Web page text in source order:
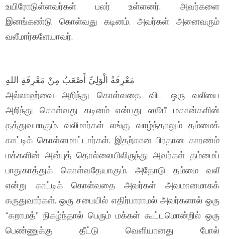
உயிரோடுள்ளவர்கள் பலர் உள்ளனர். அவர்களை
இனங்கண்டு கொள்வது கடினம். அவர்கள் அனைவரும்
வலீமார்களேயாவர்.
مَعْرِفَةُ الْوَلِيِّ أَصْعَبُ مِنْ مَعْرِفَةِ اللهِ
அல்லாஹ்வை அறிந்து கொள்வதை விட ஒரு வலீயை
அறிந்து கொள்வது கடினம் என்பது ஸூபீ மகான்களின்
தத்துவமாகும். வலீமார்கள் எங்கு வாழ்ந்தாலும் தம்மைக்
காட்டிக் கொள்ளமாட்டார்கள். இதற்கான பிரதான காரணம்
மக்களின் அன்புத் தொல்லையிலிருந்து அவர்கள் தம்மைப்
பாதுகாத்துக் கொள்வதேயாகும். அதோடு தம்மை வலீ
என்று காட்டிக் கொள்வதை அவர்கள் அவமானமாகக்
கருதுவார்கள். ஒரு சபையில் எதிர்பாராமல் அவர்களால் ஒரு
“கறாமத்” நிகழ்ந்தால் பெரும் மக்கள் கூட்டமொன்றில் ஒரு
பெண்ணுக்கு தீட்டு வெளியானது போல்